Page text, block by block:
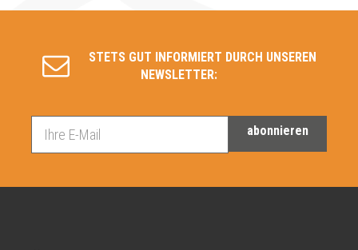
STETS GUT INFORMIERT DURCH UNSEREN
NEWSLETTER:
abonnieren